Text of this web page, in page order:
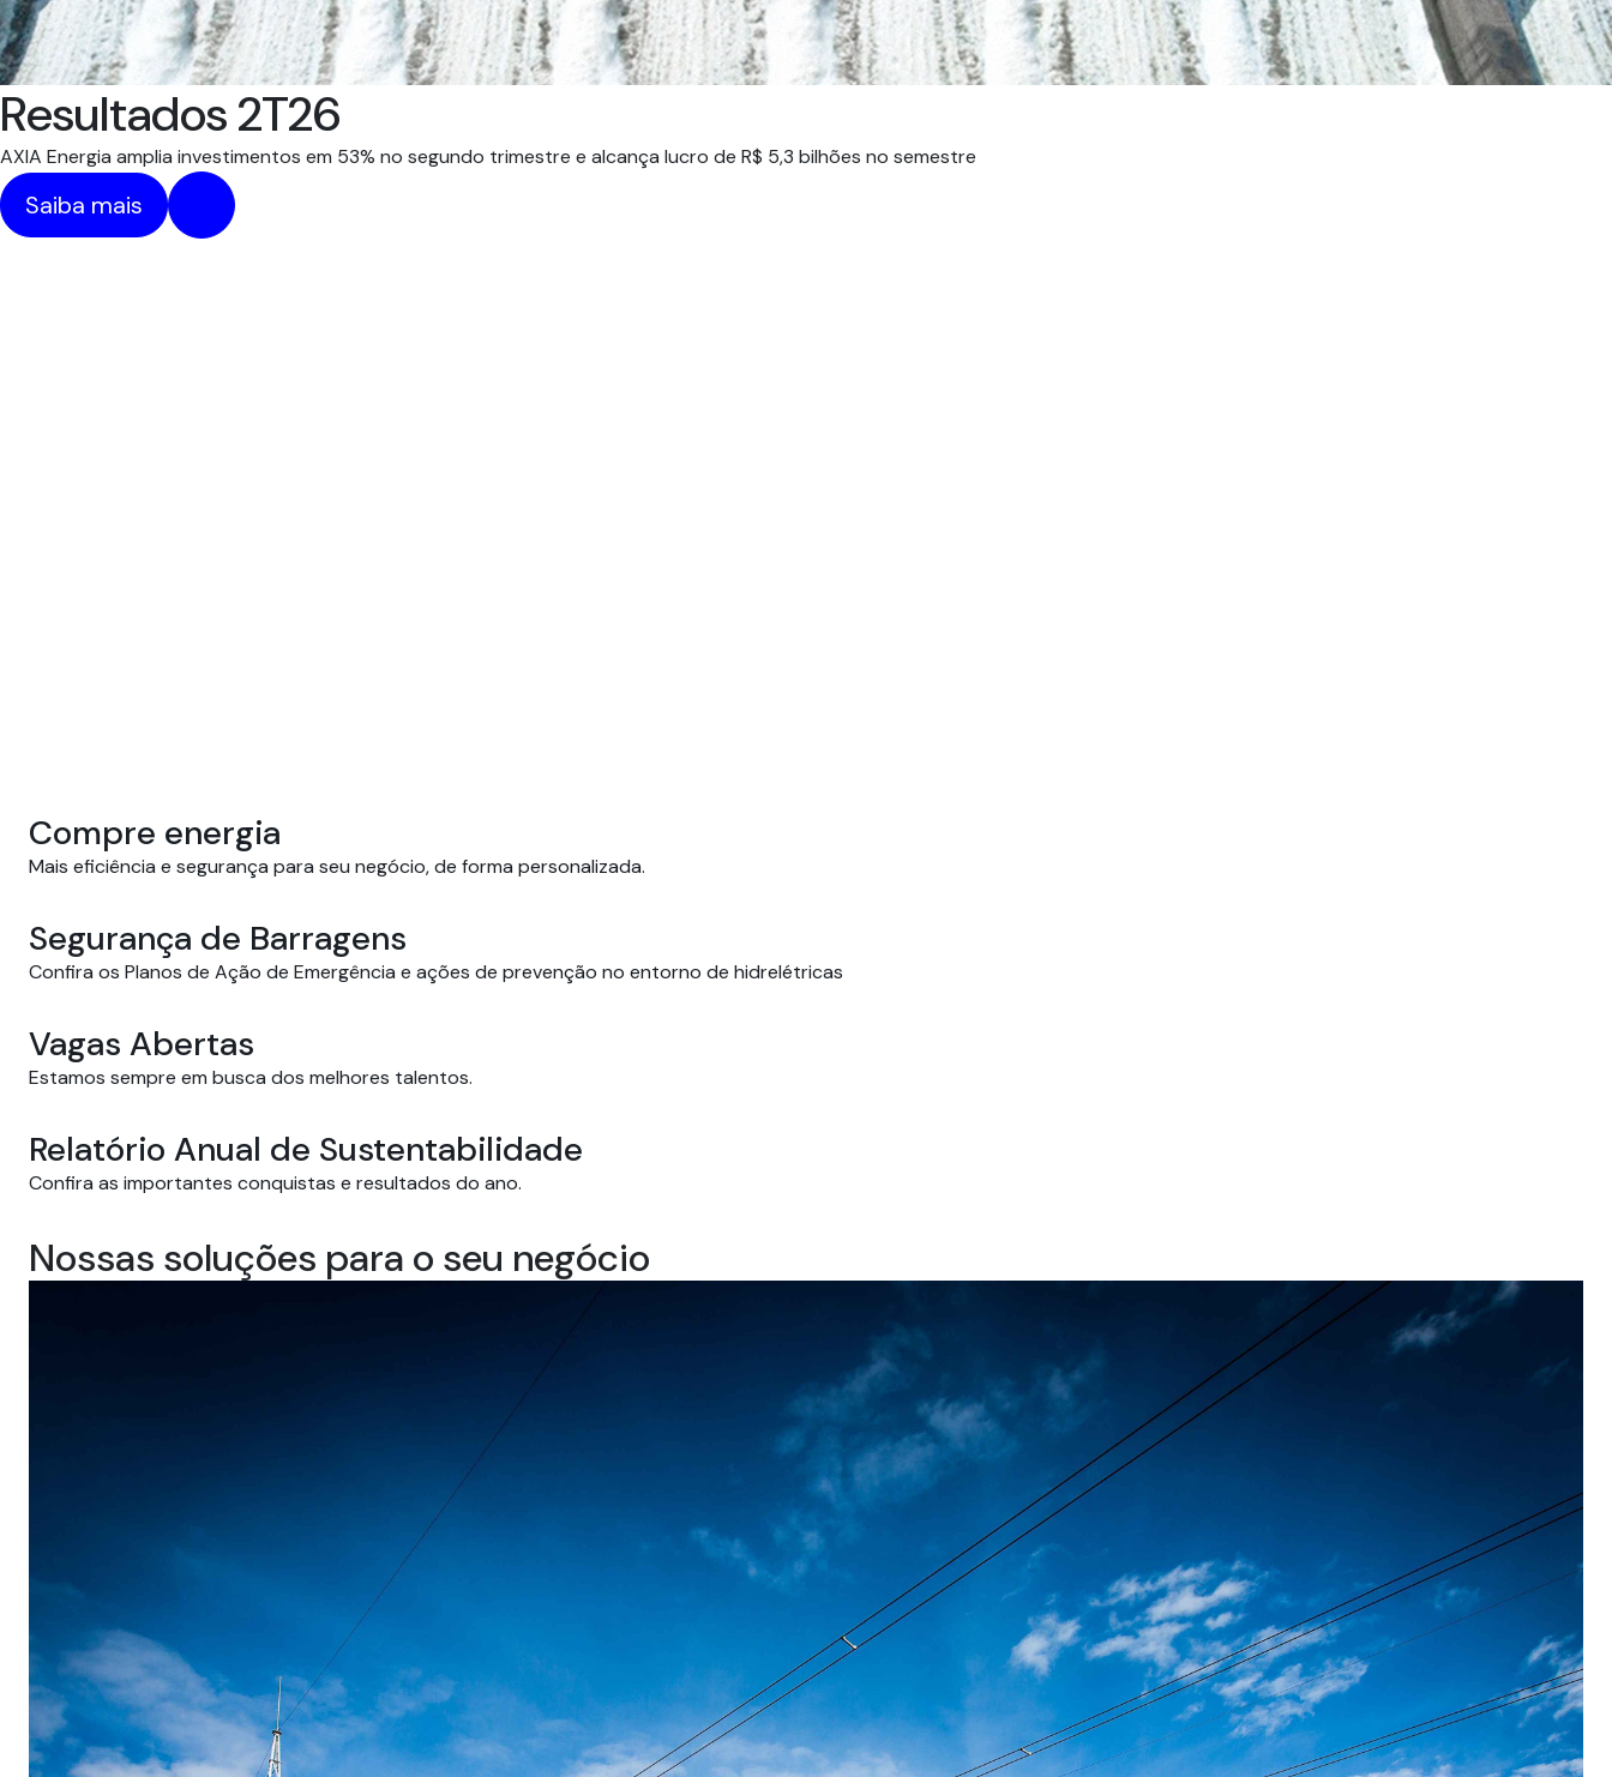
Fundos Regionais
Resultados 2T26
AXIA Energia amplia investimentos em 53% no segundo trimestre e alcança lucro de R$ 5,3 bilhões no semestre
Saiba mais
Compre energia
Mais eficiência e segurança para seu negócio, de forma personalizada.
Segurança de Barragens
Confira os Planos de Ação de Emergência e ações de prevenção no entorno de hidrelétricas
Vagas Abertas
Estamos sempre em busca dos melhores talentos.
Relatório Anual de Sustentabilidade
Confira as importantes conquistas e resultados do ano.
Nossas soluções para o seu negócio